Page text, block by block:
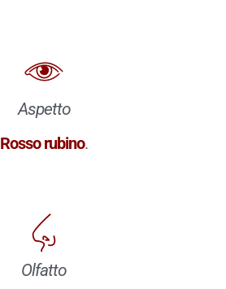
Aspetto
Rosso rubino.
Olfatto